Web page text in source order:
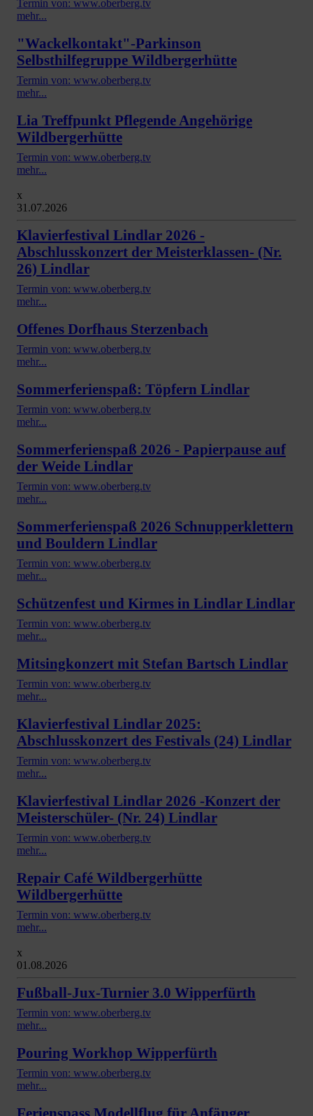
Termin von: www.oberberg.tv
mehr...
"Wackelkontakt"-Parkinson
Selbsthilfegruppe Wildbergerhütte
Termin von: www.oberberg.tv
mehr...
Lia Treffpunkt Pflegende Angehörige
Wildbergerhütte
Termin von: www.oberberg.tv
mehr...
x
31.07.2026
Klavierfestival Lindlar 2026 -
Abschlusskonzert der Meisterklassen- (Nr.
26) Lindlar
Termin von: www.oberberg.tv
mehr...
Offenes Dorfhaus Sterzenbach
Termin von: www.oberberg.tv
mehr...
Sommerferienspaß: Töpfern Lindlar
Termin von: www.oberberg.tv
mehr...
Sommerferienspaß 2026 - Papierpause auf
der Weide Lindlar
Termin von: www.oberberg.tv
mehr...
Sommerferienspaß 2026 Schnupperklettern
und Bouldern Lindlar
Termin von: www.oberberg.tv
mehr...
Schützenfest und Kirmes in Lindlar Lindlar
Termin von: www.oberberg.tv
mehr...
Mitsingkonzert mit Stefan Bartsch Lindlar
Termin von: www.oberberg.tv
mehr...
Klavierfestival Lindlar 2025:
Abschlusskonzert des Festivals (24) Lindlar
Termin von: www.oberberg.tv
mehr...
Klavierfestival Lindlar 2026 -Konzert der
Meisterschüler- (Nr. 24) Lindlar
Termin von: www.oberberg.tv
mehr...
Repair Café Wildbergerhütte
Wildbergerhütte
Termin von: www.oberberg.tv
mehr...
x
01.08.2026
Fußball-Jux-Turnier 3.0 Wipperfürth
Termin von: www.oberberg.tv
mehr...
Pouring Workhop Wipperfürth
Termin von: www.oberberg.tv
mehr...
Ferienspass Modellflug für Anfänger